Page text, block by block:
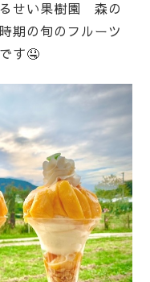
せい果樹園 森の
期の旬のフルーツ
す🤤